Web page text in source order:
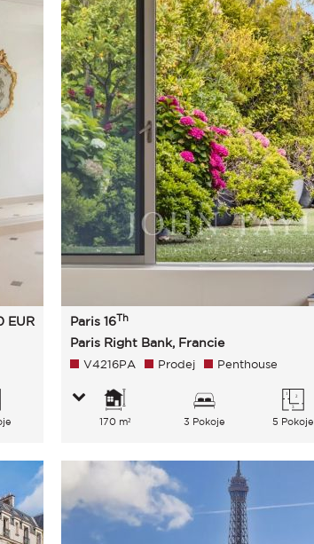
EUR Paris 16Th
Paris Right Bank, Francie
V4216PA Prodej Penthouse
170 m² 3 Pokoje 5 Pokoje